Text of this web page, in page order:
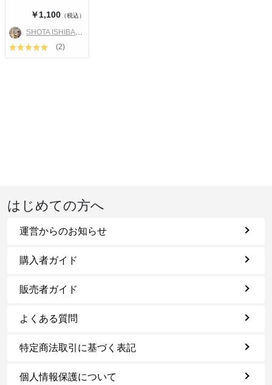
￥1,100（税込）
SHOTA ISHIBASHI
(2)
はじめての方へ
運営からのお知らせ
購入者ガイド
販売者ガイド
よくある質問
特定商法取引に基づく表記
個人情報保護について